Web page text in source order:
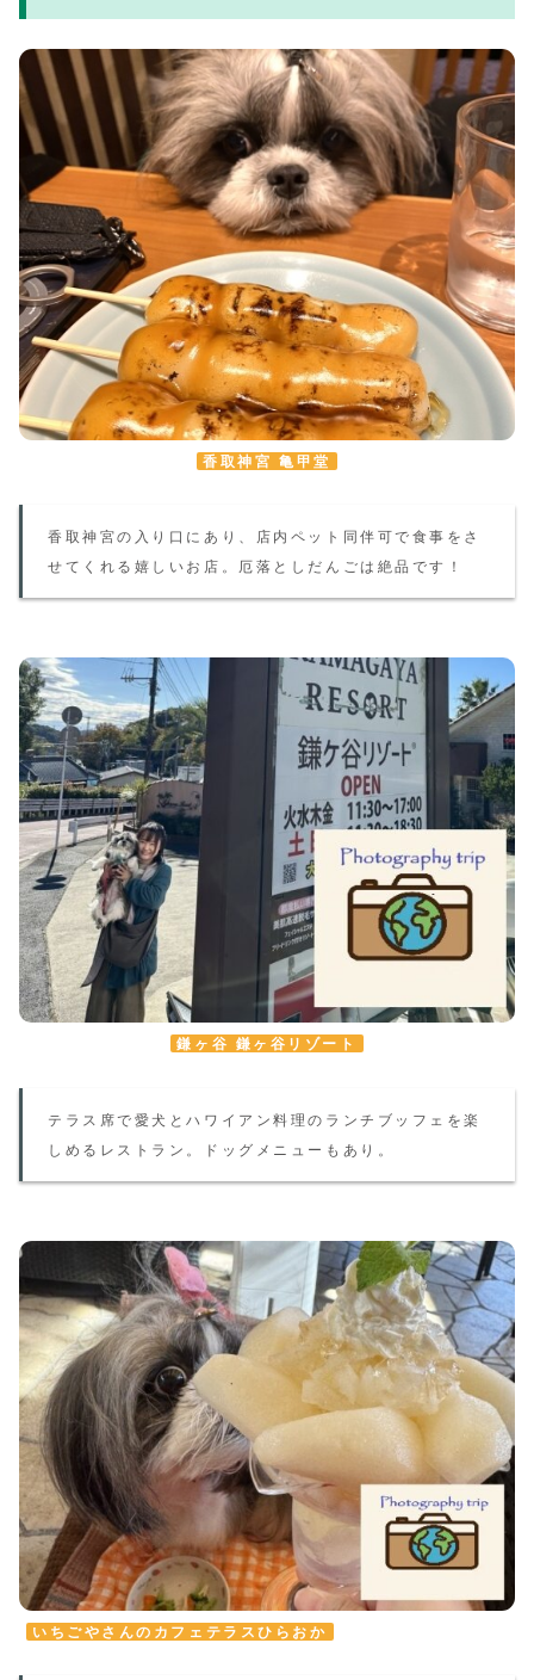
香取神宮 亀甲堂
香取神宮の入り口にあり、店内ペット同伴可で食事をさ
せてくれる嬉しいお店。 厄落としだんごは絶品です！
鎌ヶ谷 鎌ヶ谷リゾート
テラス席で愛犬とハワイアン料理の ランチ ブッフェを楽
しめるレストラン。ドッグメニューもあり。
いちごやさんのカフェテラスひらおか